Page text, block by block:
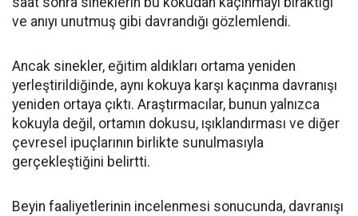
ve anıyı unutmuş gibi davrandığı gözlemlendi.
Ancak sinekler, eğitim aldıkları ortama yeniden
yerleştirildiğinde, aynı kokuya karşı kaçınma davranışı
yeniden ortaya çıktı. Araştırmacılar, bunun yalnızca
kokuyla değil, ortamın dokusu, ışıklandırması ve diğer
çevresel ipuçlarının birlikte sunulmasıyla
gerçekleştiğini belirtti.
Beyin faaliyetlerinin incelenmesi sonucunda, davranışı